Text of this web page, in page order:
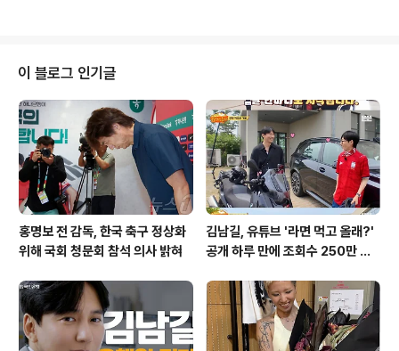
특활비 삭감을 주장했던 민주당이 집권 후 입장을 바꾼 것
에 대해 이중잣대라고 지적하며, 추경안 합의 조건으로 사
과를 내걸었습니다. 민주당의 해명과 특활비 필요성 강조
민주당은 특활비가 '원활한 국정 운영'을 위해 필요하며, 투
명성을 보장할 장치를 마련하겠다는 입장을 밝혔습니다.
기밀성 예산의 불투명한 운영으..
이 블로그 인기글
홍명보 전 감독, 한국 축구 정상화
위해 국회 청문회 참석 의사 밝혀
김남길, 유튜브 '라면 먹고 올래?'
공개 하루 만에 조회수 250만 돌